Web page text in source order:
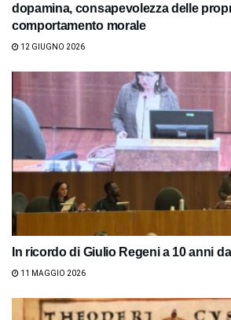
dopamina, consapevolezza delle
comportamento morale
12 GIUGNO 2026
In ricordo di Giulio Regeni a 10 anni
11 MAGGIO 2026